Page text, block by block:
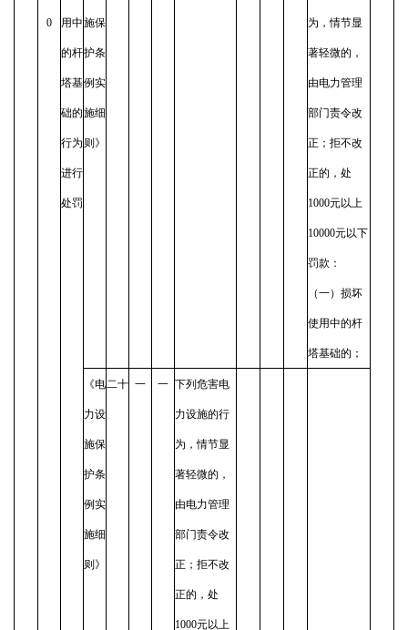
0 用中
的杆
塔基
础的
行为
进行
处罚
施保
护条
例实
施细
则》
为，情节显
著轻微的，
由电力管理
部门责令改
正；拒不改
正的，处
1000元以上
10000元以下
罚款：
（一）损坏
使用中的杆
塔基础的；
《电
力设
施保
护条
例实
施细
则》
二十 一 一 下列危害电
力设施的行
为，情节显
著轻微的，
由电力管理
部门责令改
正；拒不改
正的，处
1000元以上